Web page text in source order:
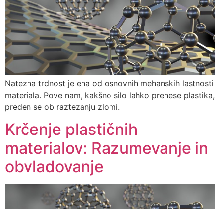
Natezna trdnost je ena od osnovnih mehanskih lastnosti
materiala. Pove nam, kakšno silo lahko prenese plastika,
preden se ob raztezanju zlomi.
Krčenje plastičnih
materialov: Razumevanje in
obvladovanje